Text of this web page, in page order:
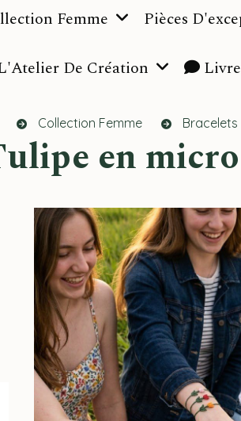
Femme Pièces
De Création
Collection Femme Bracelets
en